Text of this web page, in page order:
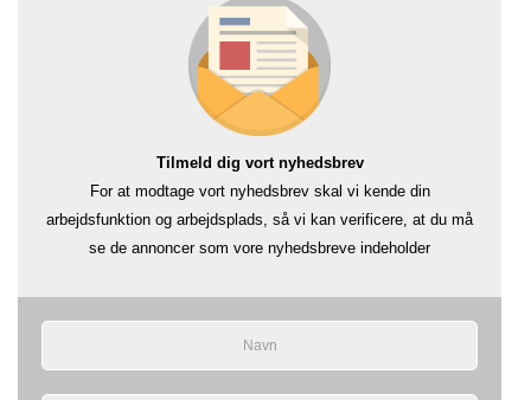
Tilmeld dig vort nyhedsbrev
For at modtage vort nyhedsbrev skal vi kende din
arbejdsfunktion og arbejdsplads, så vi kan verificere, at du må
se de annoncer som vore nyhedsbreve indeholder